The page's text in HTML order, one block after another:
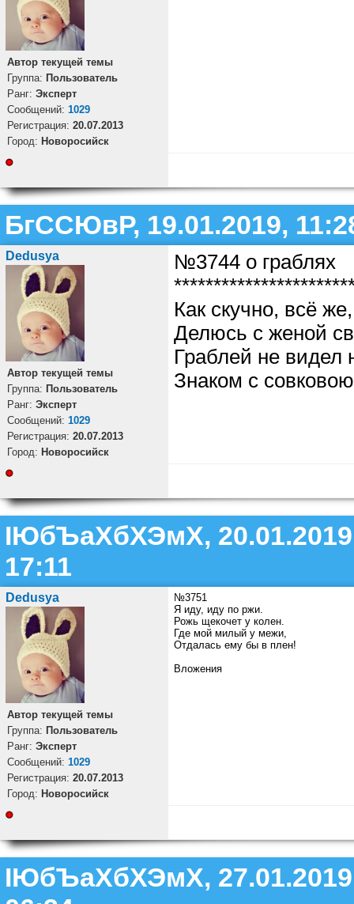
Автор текущей темы
Группа: Пользователь
Ранг: Эксперт
Cообщений: 1029
Регистрация: 20.07.2013
Город: Новоросийск
БгССЮвР, 19.01.2019,
Dedusya
Автор текущей темы
Группа: Пользователь
Ранг: Эксперт
Cообщений: 1029
Регистрация: 20.07.2013
Город: Новоросийск
№3744 о граблях
Как скучно, всё
Делюсь с женой
Граблей не видел
Знаком с
ІЮбЪаХбХЭмХ,
17:11
Dedusya
Автор текущей темы
Группа: Пользователь
Ранг: Эксперт
Cообщений: 1029
Регистрация: 20.07.2013
Город: Новоросийск
№3751
Я иду, иду по ржи.
Рожь щекочет у колен.
Где мой милый у межи,
Отдалась ему бы в плен!
Вложения
ІЮбЪаХбХЭмХ,